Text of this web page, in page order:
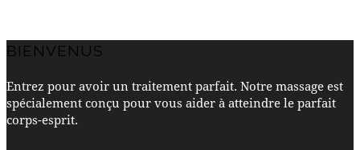
BIENVENUS
Entrez pour avoir un traitement parfait. Notre massage est
spécialement conçu pour vous aider à atteindre le parfait
corps-esprit.